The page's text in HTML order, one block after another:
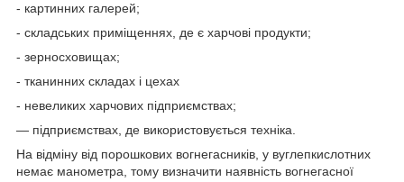
- картинних галерей;
- складських приміщеннях, де є харчові продукти;
- зерносховищах;
- тканинних складах і цехах
- невеликих харчових підприємствах;
— підприємствах, де використовується техніка.
На відміну від порошкових вогнегасників, у вуглепкислотних
немає манометра, тому визначити наявність вогнегасної